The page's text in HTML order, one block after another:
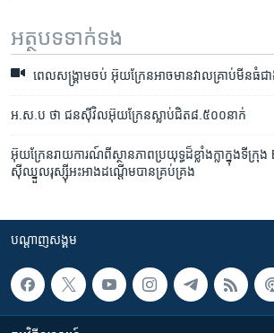
អត្ថបទ​ទាក់ទង
ពេល​សង្គ្រាម​ចប់ អ៊ុយក្រែន​អាច​មាន​វាល​គ្រាប់​មីន​ធំ​
អ.ស.ប ថា ជនស៊ីវិល​អ៊ុយក្រែន​ស្លាប់​ជិត​៨.៥០០​នាក់
អ៊ុយក្រែន​រាយការណ៍​ពី​ស្ថានភាព​ប្រយុទ្ធ​ដ៏​ខ្លាំងក្លា​ក្នុង​ទីក្
ស៊ីឈ្នួល​រុស្ស៊ី​អះអាង​​ដណ្តើម​​បាន​គ្រប់គ្រង​​​
បណ្តាញ​សង្គម